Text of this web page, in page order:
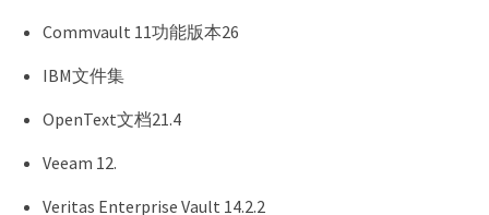
Commvault 11功能版本26
IBM文件集
OpenText文档21.4
Veeam 12.
Veritas Enterprise Vault 14.2.2